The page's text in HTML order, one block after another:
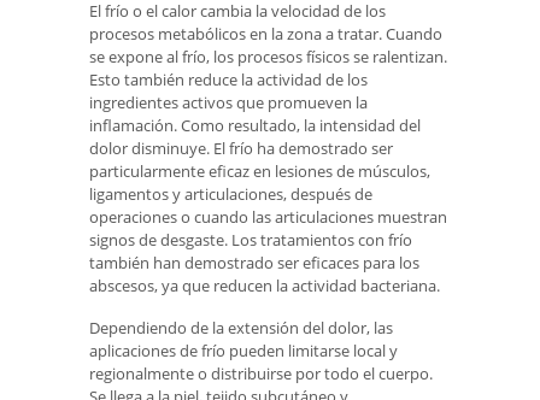
El frío o el calor cambia la velocidad de los
procesos metabólicos en la zona a tratar. Cuando
se expone al frío, los procesos físicos se ralentizan.
Esto también reduce la actividad de los
ingredientes activos que promueven la
inflamación. Como resultado, la intensidad del
dolor disminuye. El frío ha demostrado ser
particularmente eficaz en lesiones de músculos,
ligamentos y articulaciones, después de
operaciones o cuando las articulaciones muestran
signos de desgaste. Los tratamientos con frío
también han demostrado ser eficaces para los
abscesos, ya que reducen la actividad bacteriana.
Dependiendo de la extensión del dolor, las
aplicaciones de frío pueden limitarse local y
regionalmente o distribuirse por todo el cuerpo.